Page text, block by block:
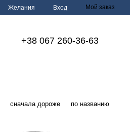
Желания Вход Мой заказ
+38 067 260-36-63
сначала дороже по названию